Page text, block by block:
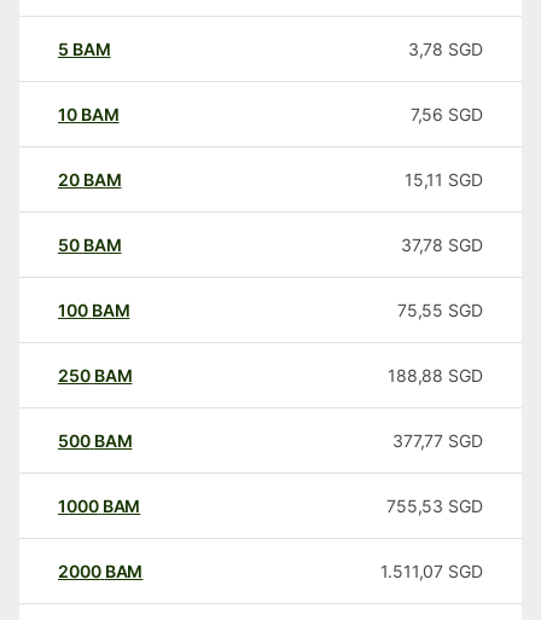
5 BAM 3,78 SGD
10 BAM 7,56 SGD
20 BAM 15,11 SGD
50 BAM 37,78 SGD
100 BAM 75,55 SGD
250 BAM 188,88 SGD
500 BAM 377,77 SGD
1000 BAM 755,53 SGD
2000 BAM 1.511,07 SGD